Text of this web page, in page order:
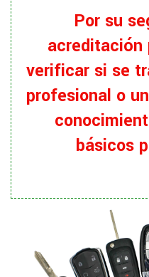
Por su
acreditación
verificar si se
profesional o
básicos